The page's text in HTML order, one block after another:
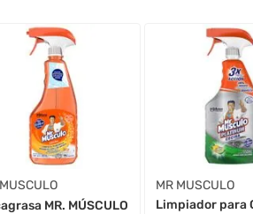
MR. MÚSCULO
MR MUSCULO
Limpiador para